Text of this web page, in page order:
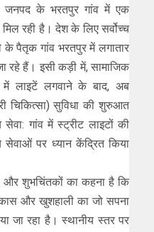
जनपद के भरतपुर गांव में एक
रही है। देश के लिए सर्वोच्च
के पैतृक गांव भरतपुर में लगातार
रहे हैं। इसी कड़ी में, सामाजिक
में लाइटें लगवाने के बाद, अब
चिकित्सा) सुविधा की शुरुआत
गांव में स्ट्रीट लाइटों की
पर ध्यान केंद्रित किया
और शुभचिंतकों का कहना है कि
और खुशहाली का जो सपना
जा रहा है। स्थानीय स्तर पर